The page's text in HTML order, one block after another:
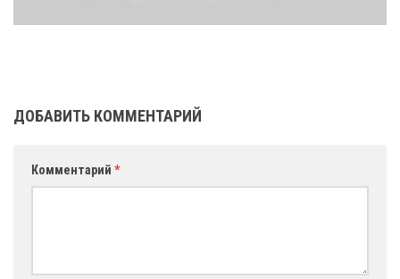
ДОБАВИТЬ КОММЕНТАРИЙ
Комментарий *